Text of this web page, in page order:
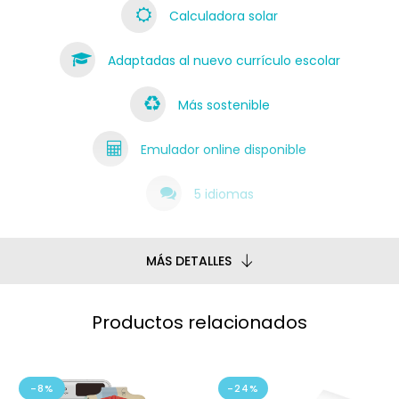
Calculadora solar
Adaptadas al nuevo currículo escolar
Más sostenible
Emulador online disponible
5 idiomas
MÁS DETALLES
Productos relacionados
-8% -24%